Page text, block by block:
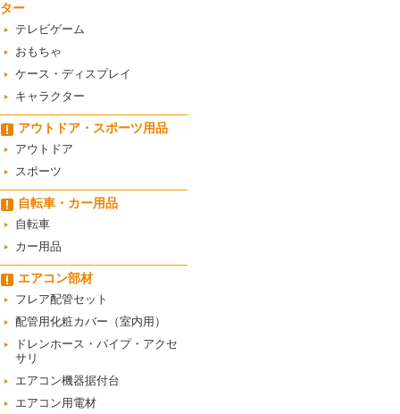
ター
テレビゲーム
おもちゃ
ケース・ディスプレイ
キャラクター
アウトドア・スポーツ用品
アウトドア
スポーツ
自転車・カー用品
自転車
カー用品
エアコン部材
フレア配管セット
配管用化粧カバー（室内用）
ドレンホース・パイプ・アクセ
サリ
エアコン機器据付台
エアコン用電材